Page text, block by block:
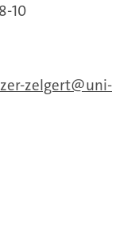
10
zelgert
uni-